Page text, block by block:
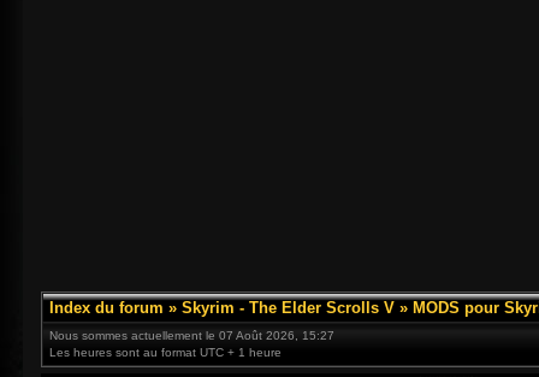
Index du forum » Skyrim - The Elder Scrolls V » MODS pour
Nous sommes actuellement le 07 Août 2026, 15:27
Les heures sont au format UTC + 1 heure